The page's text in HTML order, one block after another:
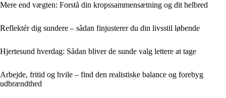
Mere end vægten: Forstå din kropssammensætning og dit helbred
Reflektér dig sundere – sådan finjusterer du din livsstil løbende
Hjertesund hverdag: Sådan bliver de sunde valg lettere at tage
Arbejde, fritid og hvile – find den realistiske balance og forebyg
udbrændthed